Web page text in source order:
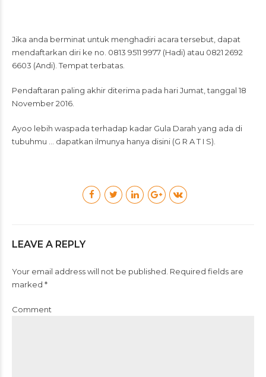
Jika anda berminat untuk menghadiri acara tersebut, dapat
mendaftarkan diri ke no. 0813 9511 9977 (Hadi) atau 0821 2692
6603 (Andi). Tempat terbatas.
Pendaftaran paling akhir diterima pada hari Jumat, tanggal 18
November 2016.
Ayoo lebih waspada terhadap kadar Gula Darah yang ada di
tubuhmu … dapatkan ilmunya hanya disini (G R A T I S).
LEAVE A REPLY
Your email address will not be published. Required fields are
marked *
Comment